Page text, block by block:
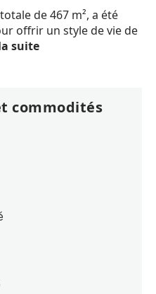
de 467 m², a été
offrir un style de vie de
suite
commodités